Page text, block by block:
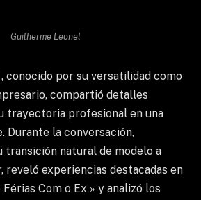
Guilherme Leonel
, conocido por su versatilidad como
compartió detalles
trayectoria profesional en una
Durante la conversación,
transición natural de modelo a
reveló experiencias destacadas en
Com o Ex » y analizó los